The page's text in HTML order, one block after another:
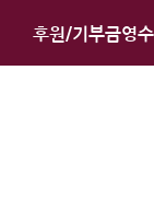
후원/기부금영